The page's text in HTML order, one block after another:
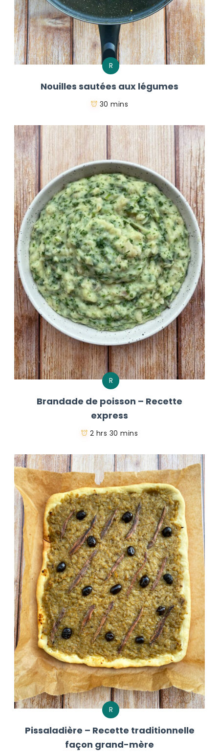
R
Nouilles sautées aux légumes
30 mins
R
Brandade de poisson – Recette
express
2 hrs 30 mins
R
Pissaladière – Recette traditionnelle
façon grand-mère